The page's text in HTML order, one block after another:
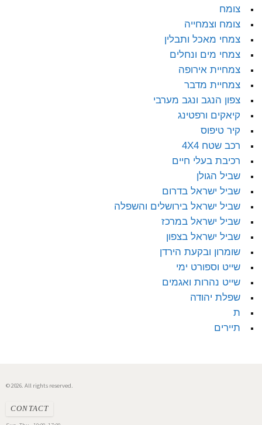
צומח
צומח וצמחייה
צמחי מאכל ותבלין
צמחי מים ונחלים
צמחיית אירופה
צמחיית מדבר
צפון הנגב ונגב מערבי
קיאקים ורפטינג
קיר טיפוס
רכב שטח 4X4
רכיבת בעלי חיים
שביל הגולן
שביל ישראל בדרום
שביל ישראל בירושלים והשפלה
שביל ישראל במרכז
שביל ישראל בצפון
שומרון ובקעת הירדן
שייט וספורט ימי
שייט נהרות ואגמים
שפלת יהודה
ת
תיירים
© 2026. All rights reserved.
CONTACT